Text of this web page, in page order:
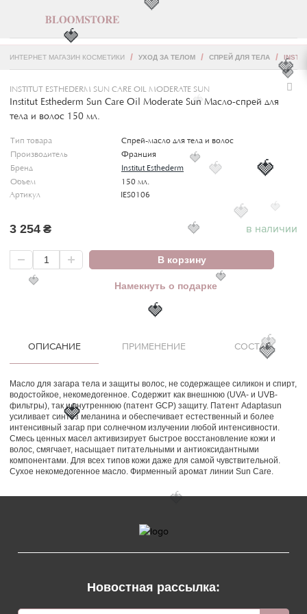
ИНТЕРНЕТ МАГАЗИН КОСМЕТИКИ УХОД ЗА ТЕЛОМ СПРЕЙ ДЛЯ ТЕЛА
INSTITUT ESTHEDERM SUN CARE OIL MODERATE SUN
Institut Esthederm Sun Care Oil Moderate Sun Масло-спрей для
тела и волос 150 мл.
Тип товара
Спрей-масло для тела и волос
Производитель
Франция
Бренд
Institut Esthederm
Объем
150 мл.
Артикул
IES0106
3 254 ₴ в наличии
В корзину
Намекнуть о подарке
ОПИСАНИЕ ПРИМЕНЕНИЕ СОСТАВ
Масло для загара тела и защиты волос, не содержащее силикон и спирт,
водостойкое, некомедогенное. Содержит как внешнюю (UVA- и UVB-
фильтры), так и внутреннюю (патент GCP) защиту. Патент Adaptasun
усиливает синтез меланина и обеспечивает естественный и более
интенсивный загар при солнечном излучении любой интенсивности.
Смесь ценных масел активизирует быстрое восстановление кожи и
волос, смягчает, насыщает питательными и антиоксидантными
компонентами. Для всех типов кожи даже для самой чувствительной.
Сухое некомедогенное масло. Фирменный аромат линии Sun Care.
Новостная рассылка:
🍓
🍓
🍓
🍓
🍓 🍓
🍓
🍓
🍓
🍓
🍓
🍓
🍓
🍓
🍓
🍓
🍓